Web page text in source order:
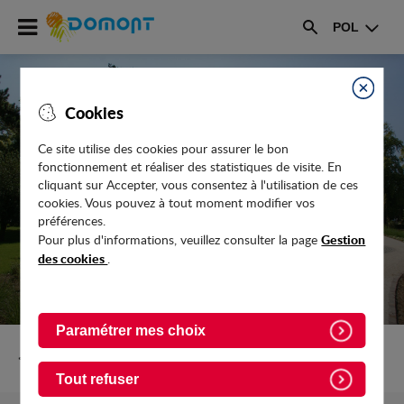
Cookies
Fermer
Ce site utilise des cookies pour assurer le bon
fonctionnement et réaliser des statistiques de visite. En
cliquant sur Accepter, vous consentez à l'utilisation de ces
cookies. Vous pouvez à tout moment modifier vos
préférences.
Pour plus d'informations, veuillez consulter la pageGestion
des cookies .
Paramétrer mes choix
Tout refuser
Accéder
au
menu
Accéder
contenu
Rechercher
POL
VOYAGE VOYAGE AVEC LE CARNAVAL
DES ÎLES
Retour vers Actualites